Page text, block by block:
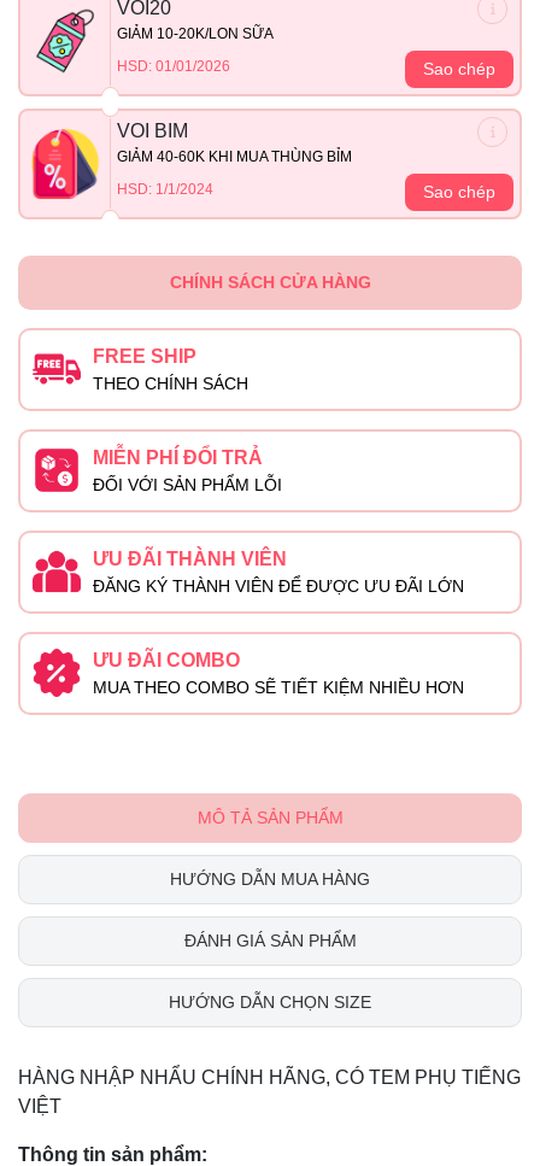
VOI20
GIẢM 10-20K/LON SỮA
HSD: 01/01/2026
Sao chép
VOI BIM
GIẢM 40-60K KHI MUA THÙNG BỈM
HSD: 1/1/2024
Sao chép
CHÍNH SÁCH CỬA HÀNG
FREE SHIP
THEO CHÍNH SÁCH
MIỄN PHÍ ĐỔI TRẢ
ĐỐI VỚI SẢN PHẨM LỖI
ƯU ĐÃI THÀNH VIÊN
ĐĂNG KÝ THÀNH VIÊN ĐỂ ĐƯỢC ƯU ĐÃI LỚN
ƯU ĐÃI COMBO
MUA THEO COMBO SẼ TIẾT KIỆM NHIỀU HƠN
MÔ TẢ SẢN PHẨM
HƯỚNG DẪN MUA HÀNG
ĐÁNH GIÁ SẢN PHẨM
HƯỚNG DẪN CHỌN SIZE
HÀNG NHẬP NHẨU CHÍNH HÃNG, CÓ TEM PHỤ TIẾNG
VIỆT
Thông tin sản phẩm: